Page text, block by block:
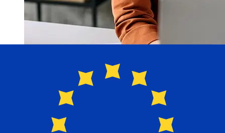
À quelle vitesse un transfert Lloyds